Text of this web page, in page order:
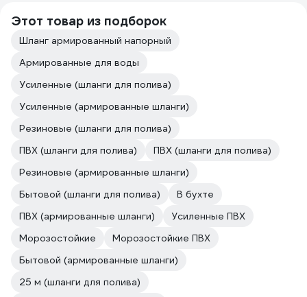
Этот товар из подборок
Шланг армированный напорный
Армированные для воды
Усиленные (шланги для полива)
Усиленные (армированные шланги)
Резиновые (шланги для полива)
ПВХ (шланги для полива)
ПВХ (шланги для полива)
Резиновые (армированные шланги)
Бытовой (шланги для полива)
В бухте
ПВХ (армированные шланги)
Усиленные ПВХ
Морозостойкие
Морозостойкие ПВХ
Бытовой (армированные шланги)
25 м (шланги для полива)